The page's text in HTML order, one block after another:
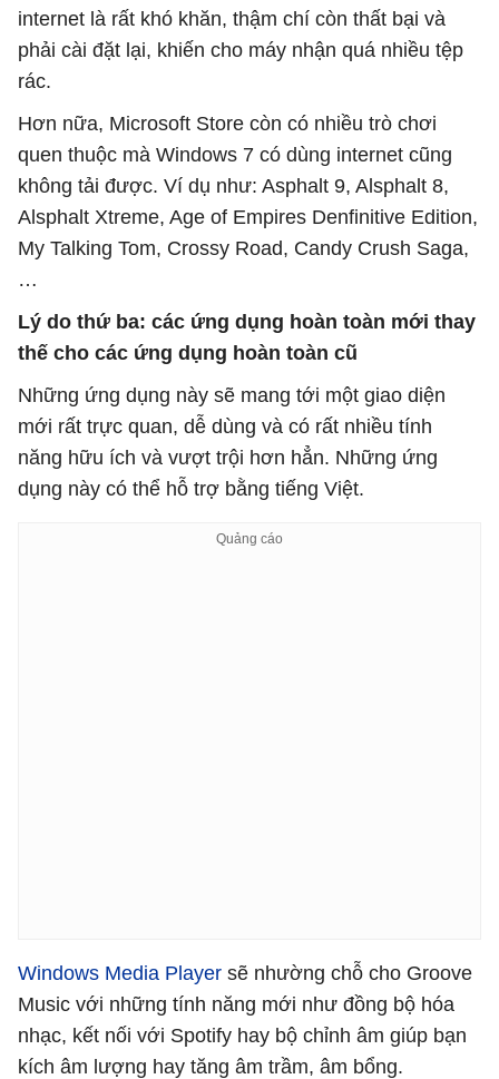
internet là rất khó khăn, thậm chí còn thất bại và
phải cài đặt lại, khiến cho máy nhận quá nhiều tệp
rác.
Hơn nữa, Microsoft Store còn có nhiều trò chơi
quen thuộc mà Windows 7 có dùng internet cũng
không tải được. Ví dụ như: Asphalt 9, Alsphalt 8,
Alsphalt Xtreme, Age of Empires Denfinitive Edition,
My Talking Tom, Crossy Road, Candy Crush Saga,
…
Lý do thứ ba: các ứng dụng hoàn toàn mới thay
thế cho các ứng dụng hoàn toàn cũ
Những ứng dụng này sẽ mang tới một giao diện
mới rất trực quan, dễ dùng và có rất nhiều tính
năng hữu ích và vượt trội hơn hẳn. Những ứng
dụng này có thể hỗ trợ bằng tiếng Việt.
Windows Media Player sẽ nhường chỗ cho Groove
Music với những tính năng mới như đồng bộ hóa
nhạc, kết nối với Spotify hay bộ chỉnh âm giúp bạn
kích âm lượng hay tăng âm trầm, âm bổng.